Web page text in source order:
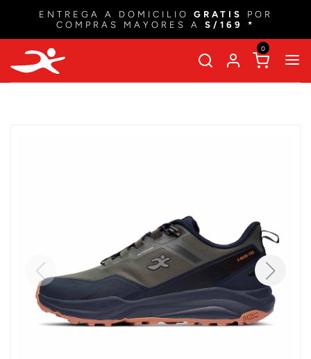
ENTREGA A DOMICILIO GRATIS
POR
COMPRAS MAYORES A S/169 *
0